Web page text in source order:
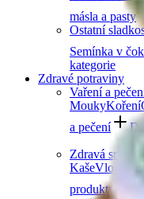
másla a pasty
Ostatní
Semínka v
kategorie
Zdravé potraviny
Vaření a
MoukyKoření
a pečení
Zdravá snídaně
KašeVločky
produkty